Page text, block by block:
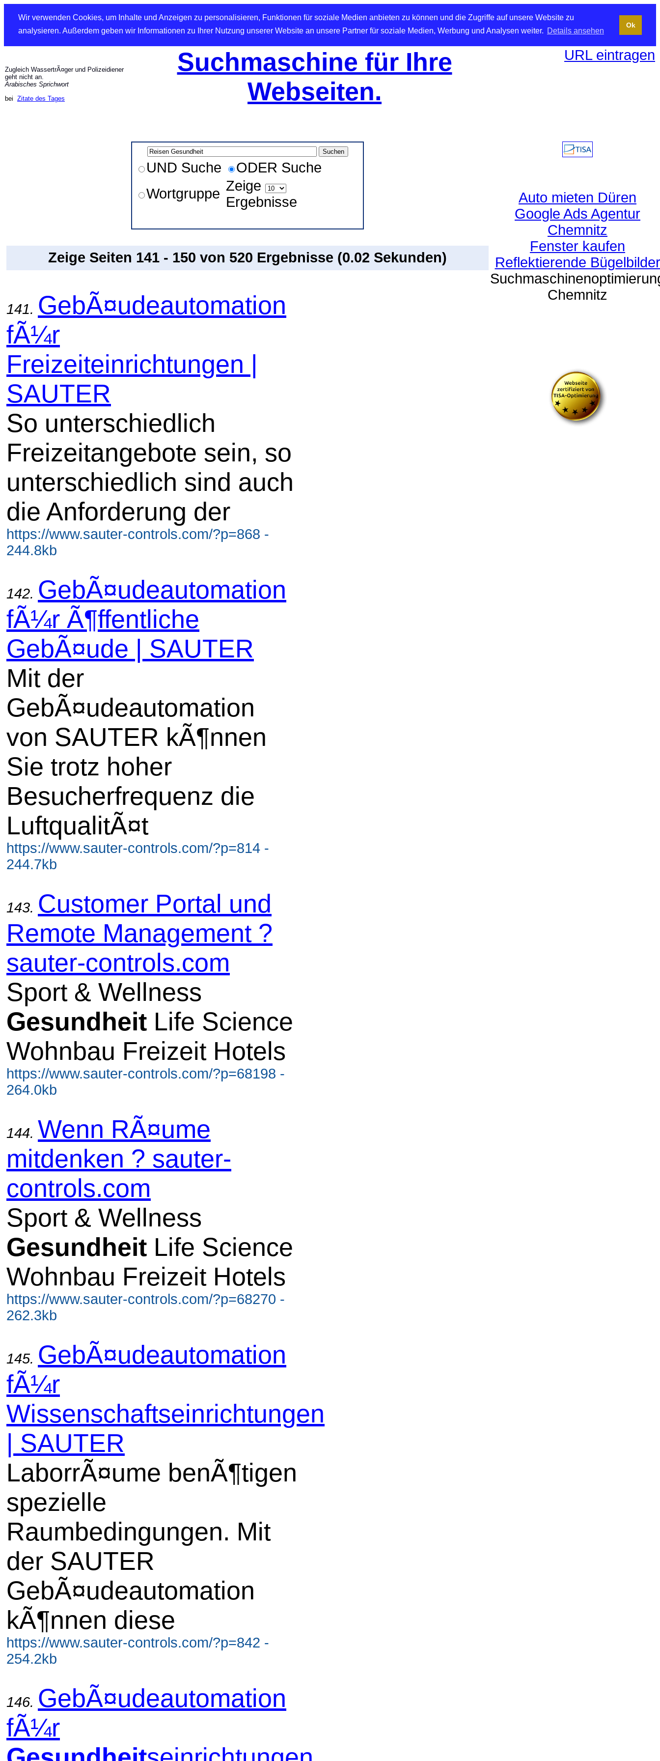
Wir verwenden Cookies, um Inhalte und Anzeigen zu personalisieren, Funktionen für soziale Medien anbieten zu können und die Zugriffe auf unsere Website zu
analysieren. Außerdem geben wir Informationen zu Ihrer Nutzung unserer Website an unsere Partner für soziale Medien, Werbung und Analysen weiter. Details ansehen
Ok
Zugleich WassertrÃ¤ger und Polizeidiener
geht nicht an.
Arabisches Sprichwort
bei Zitate des Tages
Suchmaschine für Ihre
Webseiten.
URL eintragen
UND Suche
ODER Suche
Wortgruppe Zeige
Ergebnisse
Zeige Seiten 141 - 150 von 520 Ergebnisse (0.02 Sekunden)
141. GebÃ¤udeautomation
fÃ¼r
Freizeiteinrichtungen |
SAUTER
So unterschiedlich
Freizeitangebote sein, so
unterschiedlich sind auch
die Anforderung der
https://www.sauter-controls.com/?p=868 -
244.8kb
142. GebÃ¤udeautomation
fÃ¼r Ã¶ffentliche
GebÃ¤ude | SAUTER
Mit der
GebÃ¤udeautomation
von SAUTER kÃ¶nnen
Sie trotz hoher
Besucherfrequenz die
LuftqualitÃ¤t
https://www.sauter-controls.com/?p=814 -
244.7kb
143. Customer Portal und
Remote Management ?
sauter-controls.com
Sport & Wellness
Gesundheit Life Science
Wohnbau Freizeit Hotels
https://www.sauter-controls.com/?p=68198 -
264.0kb
144. Wenn RÃ¤ume
mitdenken ? sauter-
controls.com
Sport & Wellness
Gesundheit Life Science
Wohnbau Freizeit Hotels
https://www.sauter-controls.com/?p=68270 -
262.3kb
145. GebÃ¤udeautomation
fÃ¼r
Wissenschaftseinrichtungen
| SAUTER
LaborrÃ¤ume benÃ¶tigen
spezielle
Raumbedingungen. Mit
der SAUTER
GebÃ¤udeautomation
kÃ¶nnen diese
https://www.sauter-controls.com/?p=842 -
254.2kb
146. GebÃ¤udeautomation
fÃ¼r
Auto mieten Düren
Google Ads Agentur
Chemnitz
Fenster kaufen
Reflektierende Bügelbilder
Chemnitz